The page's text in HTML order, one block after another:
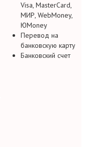
Visa, MasterCard,
МИР, WebMoney,
ЮMoney
Перевод на
банковскую карту
Банковский счет